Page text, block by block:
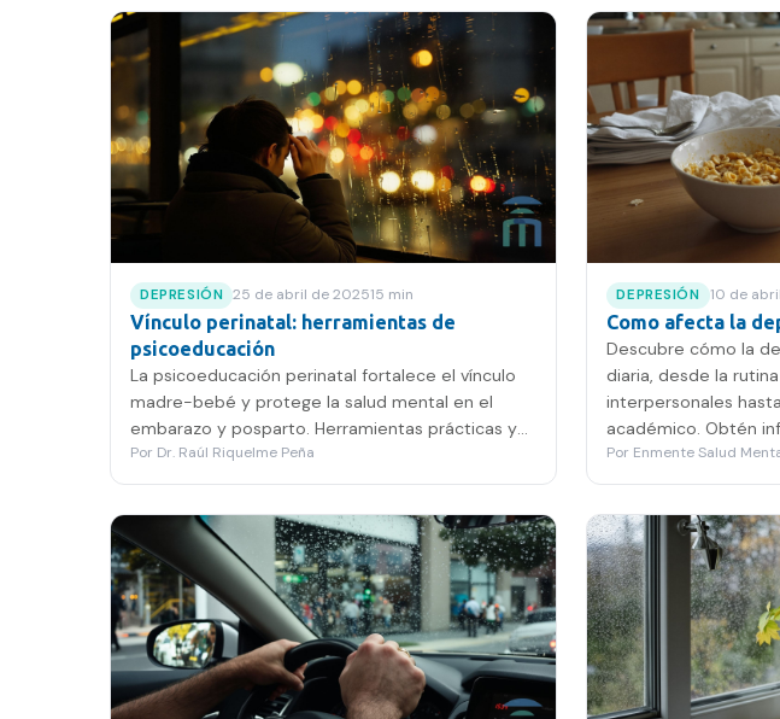
DEPRESIÓN 25 de abril de 202515 min
Vínculo perinatal: herramientas de
psicoeducación
La psicoeducación perinatal fortalece el vínculo
madre-bebé y protege la salud mental en el
embarazo y posparto. Herramientas prácticas y
señales de alerta.
Por Dr. Raúl Riquelme Peña
DEPRESIÓN 10 de
Como afecta la
Descubre cómo la
diaria, desde la
interpersonales
académico. Obtén
Por Enmente Salud